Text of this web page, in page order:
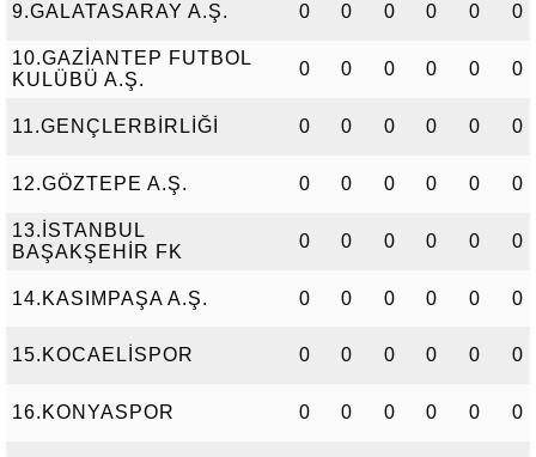
9.GALATASARAY A.Ş. 0 0 0 0 0 0
10.GAZİANTEP FUTBOL
KULÜBÜ A.Ş.
0 0 0 0 0 0
11.GENÇLERBİRLİĞİ 0 0 0 0 0 0
12.GÖZTEPE A.Ş. 0 0 0 0 0 0
13.İSTANBUL
BAŞAKŞEHİR FK
0 0 0 0 0 0
14.KASIMPAŞA A.Ş. 0 0 0 0 0 0
15.KOCAELİSPOR 0 0 0 0 0 0
16.KONYASPOR 0 0 0 0 0 0